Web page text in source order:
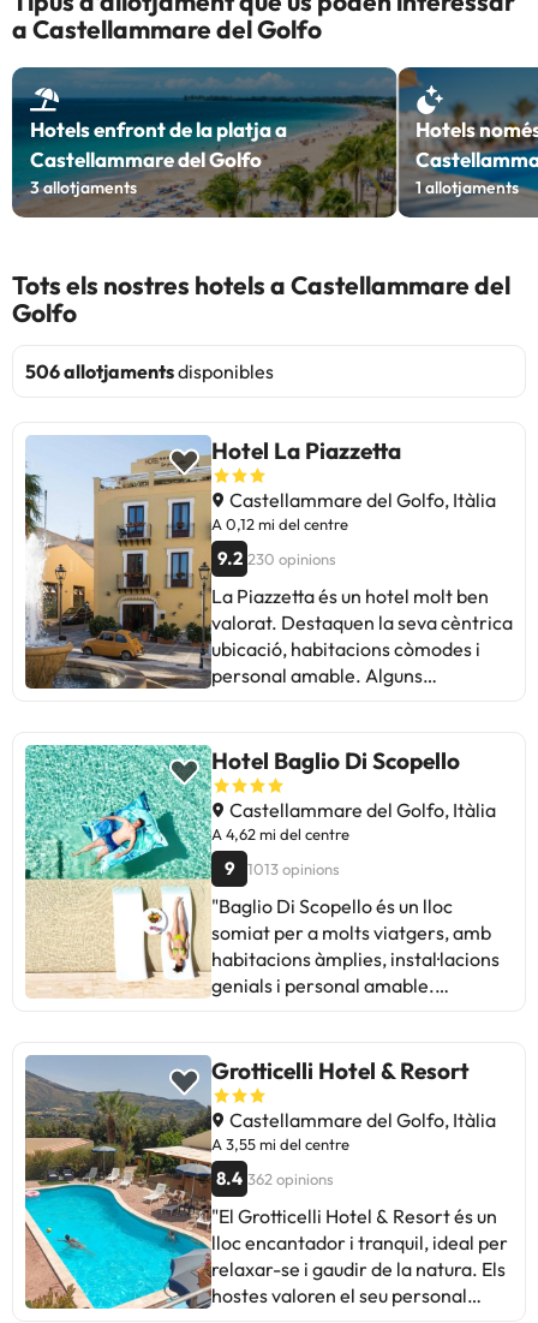
a Castellammare del Golfo
Hotels enfront de la platja a
Castellammare del Golfo
3allotjaments
Hotels
1allotjaments
Tots els nostres hotels a Castellammare del
Golfo
506 allotjamentsdisponibles
Hotel La Piazzetta
Castellammare del Golfo, Itàlia
A 0,12 mi del centre
9.2 230 opinions
La Piazzetta és un hotel molt ben
valorat. Destaquen la seva cèntrica
ubicació, habitacions còmodes i
personal amable. Alguns
del personal reben elogis
constants. Algunes crítiques
apunten al soroll i la congestió als
voltants. En resum, és un lloc
acollidor amb un servei de qualitat,
ideal per a aquells que busquen
comoditat i bona atenció a
Castellammare del Golfo.
Hotel Baglio Di Scopello
Castellammare del Golfo, Itàlia
A 4,62 mi del centre
9 1013 opinions
"Baglio Di Scopello és un lloc
somiat per a molts viatgers, amb
habitacions àmplies, instal·lacions
genials i personal amable.
comentaris mencionen que les
habitacions podrien necessitar
renovació i que el soroll d'algunes
àrees comunes podria millorar. En
general, és un hotel molt
recomanat per gaudir de Scopello,
ideal per escapades tranquil·les i a
prop de la natura. Un racó perfecte
per relaxar-se i explorar la zona!
Grotticelli Hotel & Resort
Castellammare del Golfo, Itàlia
A 3,55 mi del centre
8.4 362 opinions
"El Grotticelli Hotel & Resort és un
lloc encantador i tranquil, ideal per
relaxar-se i gaudir de la natura. Els
hostes valoren el seu personal